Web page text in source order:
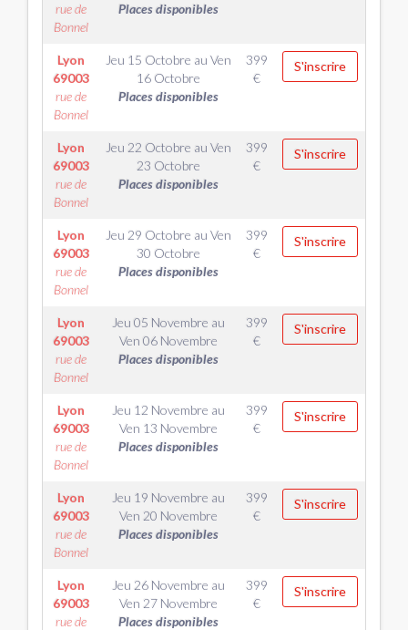
rue de
Bonnel
Places disponibles
Lyon
69003
rue de
Bonnel
Jeu 15 Octobre au Ven
16 Octobre
Places disponibles
399
€
S'inscrire
Lyon
69003
rue de
Bonnel
Jeu 22 Octobre au Ven
23 Octobre
Places disponibles
399
€
S'inscrire
Lyon
69003
rue de
Bonnel
Jeu 29 Octobre au Ven
30 Octobre
Places disponibles
399
€
S'inscrire
Lyon
69003
rue de
Bonnel
Jeu 05 Novembre au
Ven 06 Novembre
Places disponibles
399
€
S'inscrire
Lyon
69003
rue de
Bonnel
Jeu 12 Novembre au
Ven 13 Novembre
Places disponibles
399
€
S'inscrire
Lyon
69003
rue de
Bonnel
Jeu 19 Novembre au
Ven 20 Novembre
Places disponibles
399
€
S'inscrire
Lyon
69003
rue de
Jeu 26 Novembre au
Ven 27 Novembre
Places disponibles
399
€
S'inscrire